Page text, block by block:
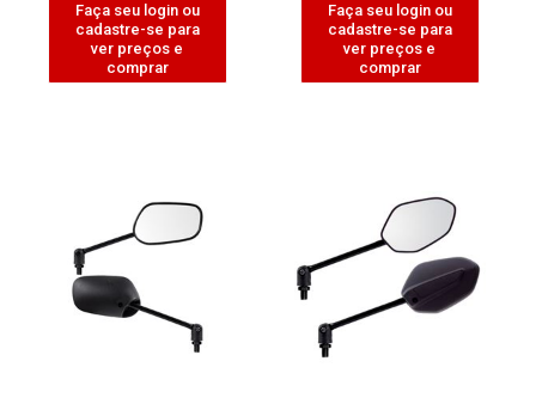
Faça seu login ou
cadastre-se para
ver preços e
comprar
Faça seu login ou
cadastre-se para
ver preços e
comprar